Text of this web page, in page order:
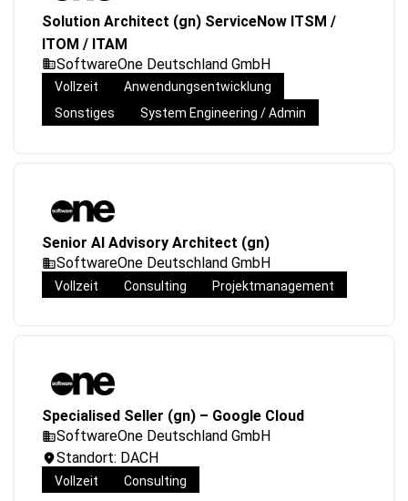
Solution Architect (gn) ServiceNow ITSM /
ITOM / ITAM
SoftwareOne Deutschland GmbH
Vollzeit
Anwendungsentwicklung
Sonstiges
System Engineering / Admin
Senior AI Advisory Architect (gn)
SoftwareOne Deutschland GmbH
Vollzeit Consulting Projektmanagement
Specialised Seller (gn) – Google Cloud
SoftwareOne Deutschland GmbH
Standort: DACH
Vollzeit Consulting